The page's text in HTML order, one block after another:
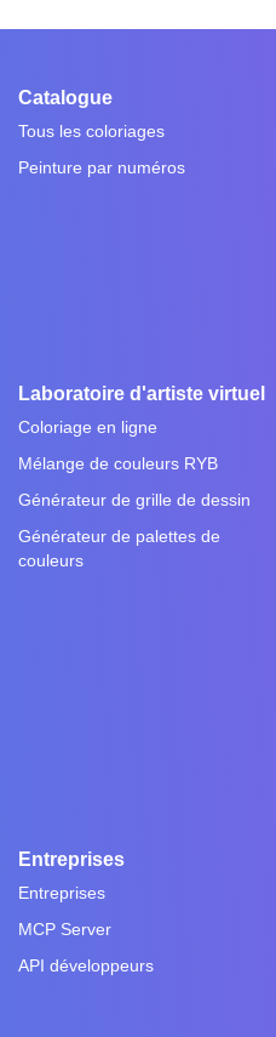
Catalogue
Tous les coloriages
Peinture par numéros
Laboratoire d'artiste virtuel
Coloriage en ligne
Mélange de couleurs RYB
Générateur de grille de dessin
Générateur de palettes de
couleurs
Entreprises
Entreprises
MCP Server
API développeurs